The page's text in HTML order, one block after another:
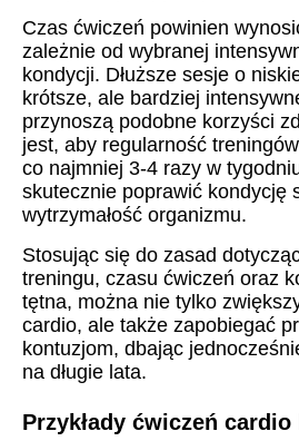
Czas ćwiczeń powinien
zależnie od wybranej
kondycji. Dłuższe sesje o
krótsze, ale bardziej
przynoszą podobne korzyści
jest, aby regularność
co najmniej 3-4 razy w
skutecznie poprawić kondycję
wytrzymałość organizmu.
Stosując się do zasad
treningu, czasu ćwiczeń oraz
tętna, można nie tylko
cardio, ale także zapobiegać
kontuzjom, dbając
na długie lata.
Przykłady ćwiczeń